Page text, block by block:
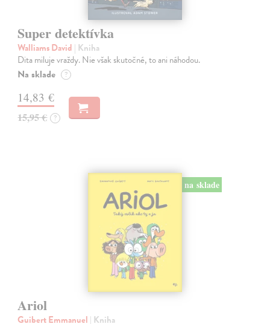
Super detektívka
Walliams David | Kniha
Dita miluje vraždy. Nie však skutočné, to ani náhodou.
Na sklade ?
14,83 €
15,95 € ?
na sklade
Ariol
Guibert Emmanuel | Kniha